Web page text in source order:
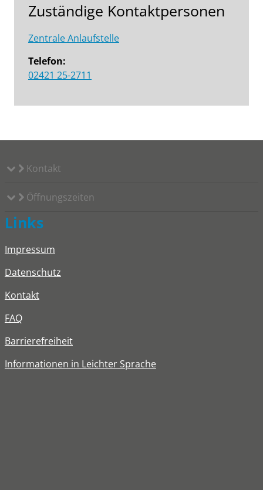
Zuständige Kontaktpersonen
Zentrale Anlaufstelle
Telefon:
02421 25-2711
Kontakt
Öffnungszeiten
Links
Impressum
Datenschutz
Kontakt
FAQ
Barrierefreiheit
Informationen in Leichter Sprache